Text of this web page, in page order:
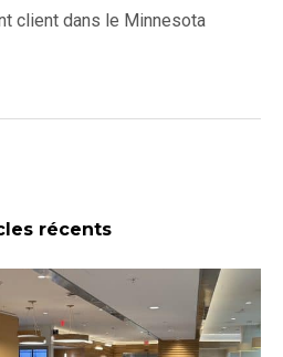
client dans le Minnesota
récents